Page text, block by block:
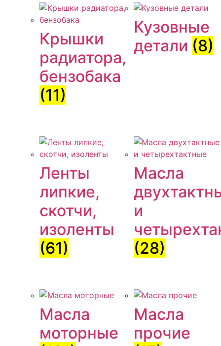
Крышки
радиатора,
бензобака
(11)
Кузовные
детали (8)
Ленты
липкие,
скотчи,
изоленты
(61)
Масла
и
(28)
Масла
моторные
Масла
прочие